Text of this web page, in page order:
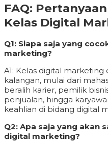
FAQ:
Kelas Digital
Q1: Siapa saja yang
marketing?
A1: Kelas digital
kalangan, mulai dari
beralih karier, pemilik
penjualan, hingga
keahlian di bidang digital
Q2: Apa saja yang akan
digital marketing?